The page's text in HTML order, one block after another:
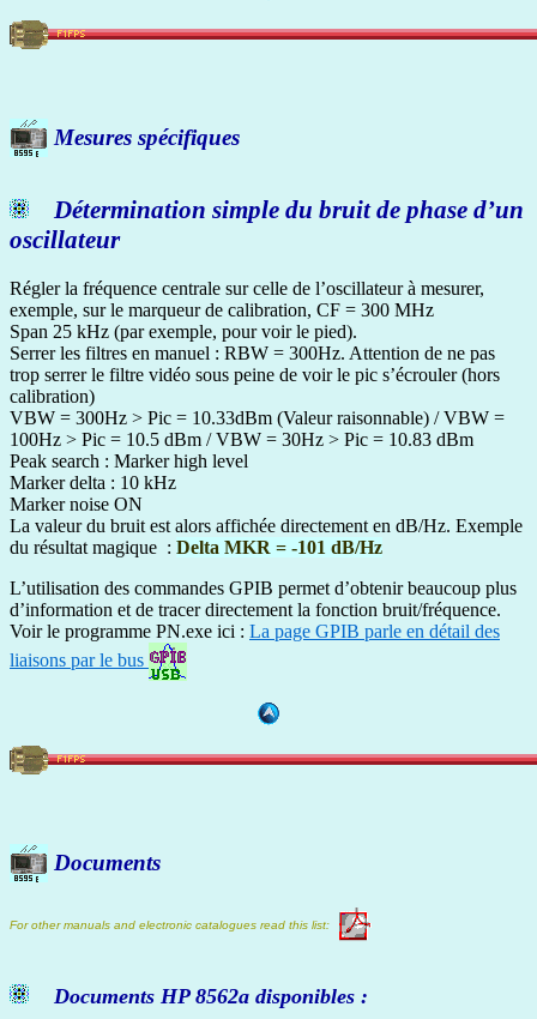
Mesures spécifiques
Détermination simple du bruit de phase d’un
oscillateur
Régler la fréquence centrale sur celle de l’oscillateur à mesurer,
exemple, sur le marqueur de calibration, CF = 300 MHz
Span 25 kHz (par exemple, pour voir le pied).
Serrer les filtres en manuel : RBW = 300Hz. Attention de ne pas
trop serrer le filtre vidéo sous peine de voir le pic s’écrouler (hors
calibration)
VBW = 300Hz > Pic = 10.33dBm (Valeur raisonnable) / VBW =
100Hz > Pic = 10.5 dBm / VBW = 30Hz > Pic = 10.83 dBm
Peak search : Marker high level
Marker delta : 10 kHz
Marker noise ON
La valeur du bruit est alors affichée directement en dB/Hz. Exemple
du résultat magique : Delta MKR = -101 dB/Hz
L’utilisation des commandes GPIB permet d’obtenir beaucoup plus
d’information et de tracer directement la fonction bruit/fréquence.
Voir le programme PN.exe ici : La page GPIB parle en détail des
liaisons par le bus
Documents
For other manuals and electronic catalogues read this list:
Documents HP 8562a disponibles :